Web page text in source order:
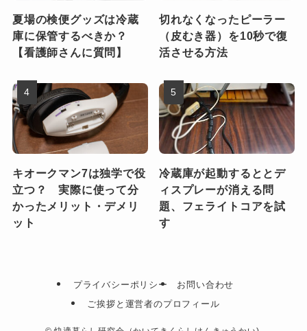
夏場の検便グッズは冷蔵
庫に保管するべきか？
【看護師さんに質問】
切れなくなったピーラー
（皮むき器）を10秒で復
活させる方法
キオークマン7は独学で役
立つ？ 実際に使って分
かったメリット・デメリ
ット
冷蔵庫が起動するととデ
ィスプレーが消える問
題、フェライトコアを試
す
プライバシーポリシー
お問い合わせ
ご挨拶と運営者のプロフィール